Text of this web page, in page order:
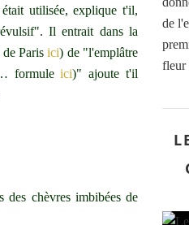
utilisée, explique t'il,
Il entrait dans la
de Parisici) de "l'emplâtre
formuleici)" ajoute t'il
des chèvres imbibées de
de
fleur